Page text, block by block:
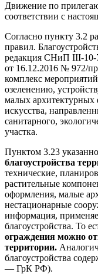
Движение по
соответствии с
Согласно пункту 3.2
правил.
редакция СНиП III-10-
от 16.12.2016 № 972/
комплекс
озеленению,
малых архитектурных
искусства,
санитарного,
участка.
Пунктом 3.23
благоустройства
технические,
растительные
оформления, малые
нестационарные
информация,
благоустройства. То
ограждения можно
территории.
благоустройства
— ГрК РФ).